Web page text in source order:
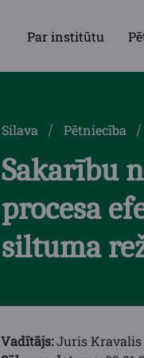
Par institūtu
Silava Pētniecība
Sakarību
procesa
siltuma
Vadītājs:Juris Kravalis